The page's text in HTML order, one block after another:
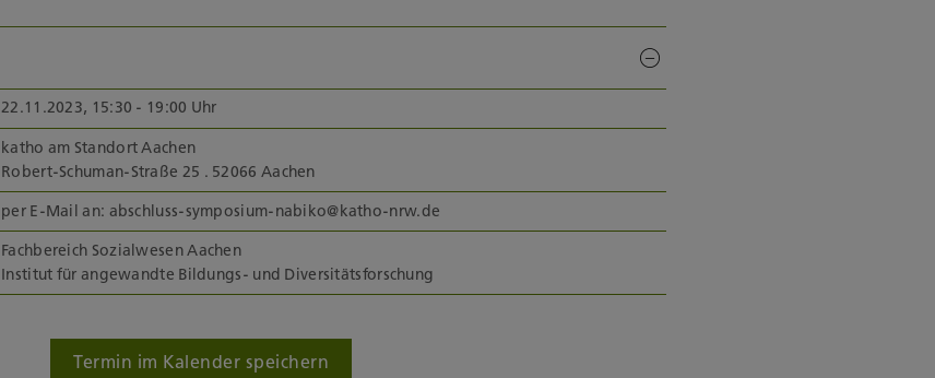
22.11.2023, 15:30 - 19:00 Uhr
katho am Standort Aachen
Robert-Schuman-Straße 25 . 52066 Aachen
per E-Mail an: abschluss-symposium-nabiko@katho-nrw.de
Fachbereich Sozialwesen Aachen
Institut für angewandte Bildungs- und Diversitätsforschung
Termin im Kalender speichern